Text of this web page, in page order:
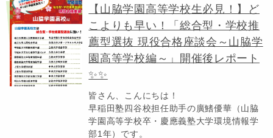
【山脇学園高等学校生必見！】ど
こよりも早い！「総合型・学校推
薦型選抜 現役合格座談会～山脇学
園高等学校編～」開催後レポート
✨✨
皆さん、こんにちは！
早稲田塾四谷校担任助手の廣鰭優華（山脇
学園高等学校卒・慶應義塾大学環境情報学
部1年）です。